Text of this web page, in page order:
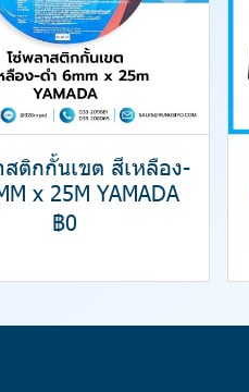
ติกกั้นเขต สีเหลือง-
x 25M YAMADA
฿0